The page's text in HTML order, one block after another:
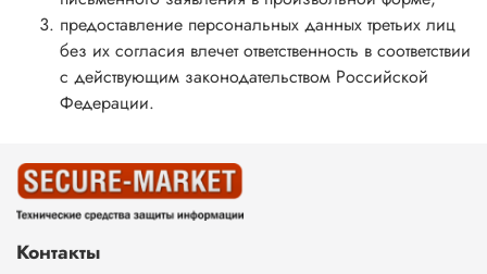
предоставление персональных данных третьих лиц
без их согласия влечет ответственность в соответствии
с действующим законодательством Российской
Федерации.
Контакты